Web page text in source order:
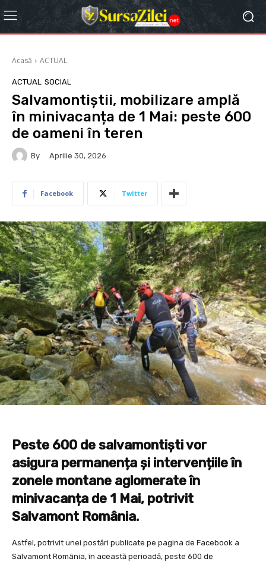
Acasă ACTUAL
ACTUAL SOCIAL
Salvamontiștii, mobilizare amplă
în minivacanța de 1 Mai: peste 600
de oameni în teren
By Aprilie 30, 2026
Facebook Twitter
Peste 600 de salvamontiști vor
asigura permanența și intervențiile în
zonele montane aglomerate în
minivacanța de 1 Mai, potrivit
Salvamont România.
Astfel, potrivit unei postări publicate pe pagina de Facebook a
Salvamont România, în această perioadă, peste 600 de